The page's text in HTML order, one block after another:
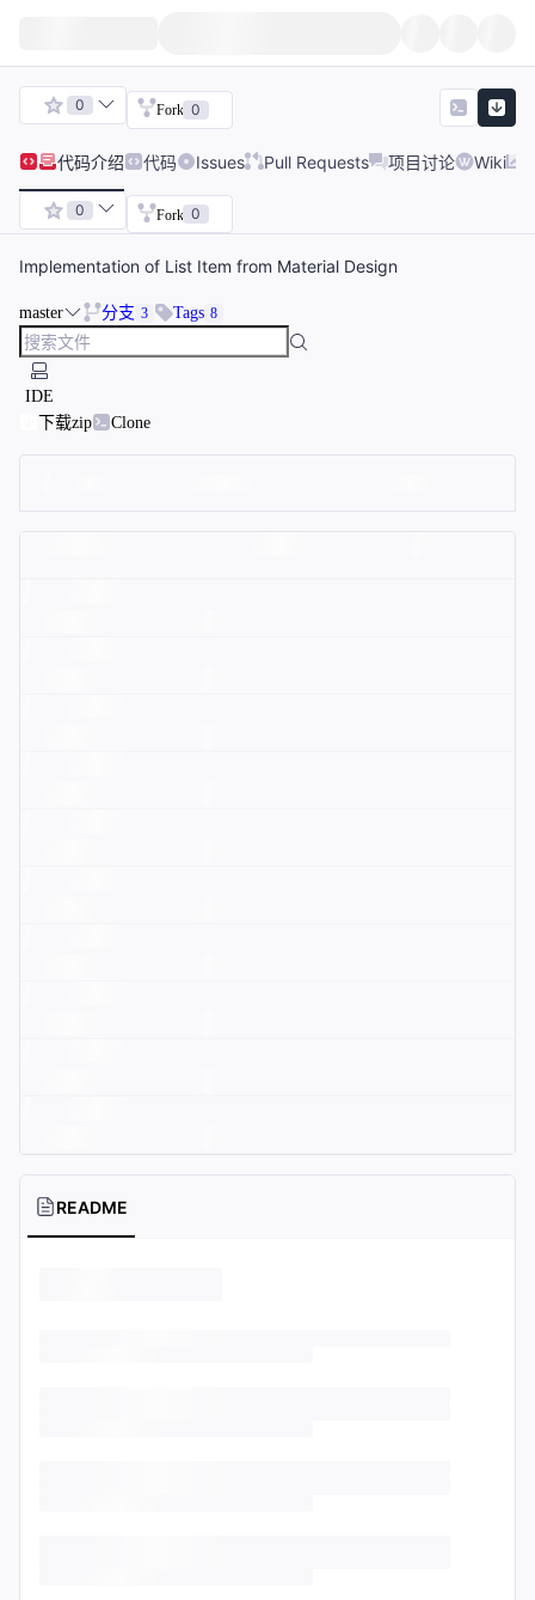
0 Fork 0
代码介绍 代码 Issues Pull Requests 项目讨论 Wiki
0 Fork 0
Implementation of List Item from Material Design
master 分支 3 Tags 8
IDE
下载zip
Clone
README